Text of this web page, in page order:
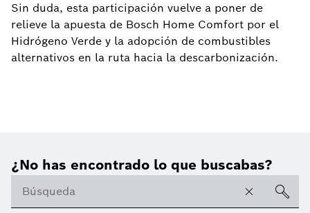
Sin duda, esta participación vuelve a poner de
relieve la apuesta de Bosch Home Comfort por el
Hidrógeno Verde y la adopción de combustibles
alternativos en la ruta hacia la descarbonización.
¿No has encontrado lo que buscabas?